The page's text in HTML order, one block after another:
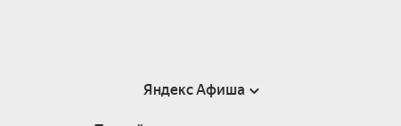
Яндекс Афиша